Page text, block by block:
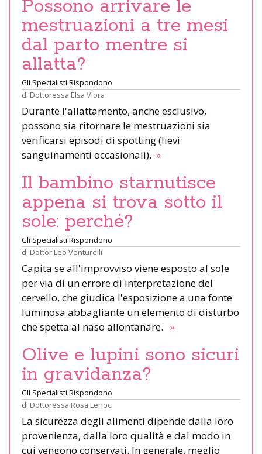
Possono arrivare le
mestruazioni a tre mesi
dal parto mentre si
allatta?
Gli Specialisti Rispondono
di Dottoressa Elsa Viora
Durante l'allattamento, anche esclusivo,
possono sia ritornare le mestruazioni sia
verificarsi episodi di spotting (lievi
sanguinamenti occasionali). »
Il bambino starnutisce
appena si trova sotto il
sole: perché?
Gli Specialisti Rispondono
di Dottor Leo Venturelli
Capita se all'improvviso viene esposto al sole
per via di un errore di interpretazione del
cervello, che giudica l'esposizione a una fonte
luminosa abbagliante un elemento di disturbo
che spetta al naso allontanare. »
Olive e lupini sono sicuri
in gravidanza?
Gli Specialisti Rispondono
di Dottoressa Rosa Lenoci
La sicurezza degli alimenti dipende dalla loro
provenienza, dalla loro qualità e dal modo in
cui vengono conservati. In generale, meglio